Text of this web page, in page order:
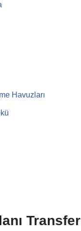
Havuzları
Transfer